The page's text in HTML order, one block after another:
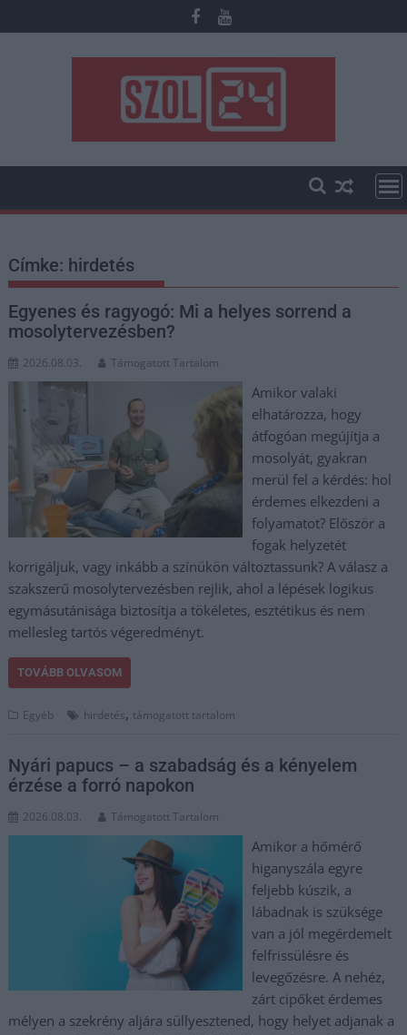
to
Címke: hirdetés
Egyenes és ragyogó: Mi a helyes sorrend a
mosolytervezésben?
2026.08.03. Támogatott Tartalom
Amikor valaki
elhatározza, hogy
átfogóan megújítja a
mosolyát, gyakran
merül fel a kérdés: hol
érdemes elkezdeni a
folyamatot? Először a
fogak helyzetét
korrigáljuk, vagy inkább a színükön változtassunk? A válasz a
szakszerű mosolytervezésben rejlik, ahol a lépések logikus
egymásutánisága biztosítja a tökéletes, esztétikus és nem
mellesleg tartós végeredményt.
TOVÁBB OLVASOM
Egyéb hirdetés, támogatott tartalom
Nyári papucs – a szabadság és a kényelem
érzése a forró napokon
2026.08.03. Támogatott Tartalom
Amikor a hőmérő
higanyszála egyre
feljebb kúszik, a
lábadnak is szüksége
van a jól megérdemelt
felfrissülésre és
levegőzésre. A nehéz,
zárt cipőket érdemes
mélyen a szekrény aljára süllyesztened, hogy helyet adjanak a